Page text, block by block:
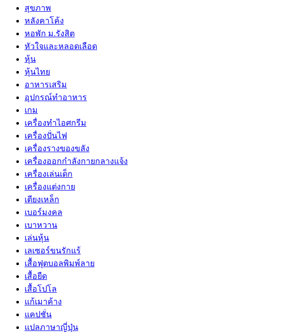
สุขภาพ
หลังคาโค้ง
หอพัก ม.รังสิต
หัวใจและหลอดเลือด
หุ้น
หุ้นไทย
อาหารเสริม
อุปกรณ์ทำอาหาร
เกม
เครื่องทำไอศกรีม
เครื่องปั่นไฟ
เครื่องรางของขลัง
เครื่องออกกำลังกายกลางแจ้ง
เครื่องเล่นเด็ก
เครื่องแต่งกาย
เตียงเหล็ก
เบอร์มงคล
เบาหวาน
เล่นหุ้น
เลเซอร์ขนรักแร้
เสื้อฟุตบอลพิมพ์ลาย
เสื้อยืด
เสื้อโปโล
แก้เมาค้าง
แคปชั่น
แปลภาษาญี่ปุ่น